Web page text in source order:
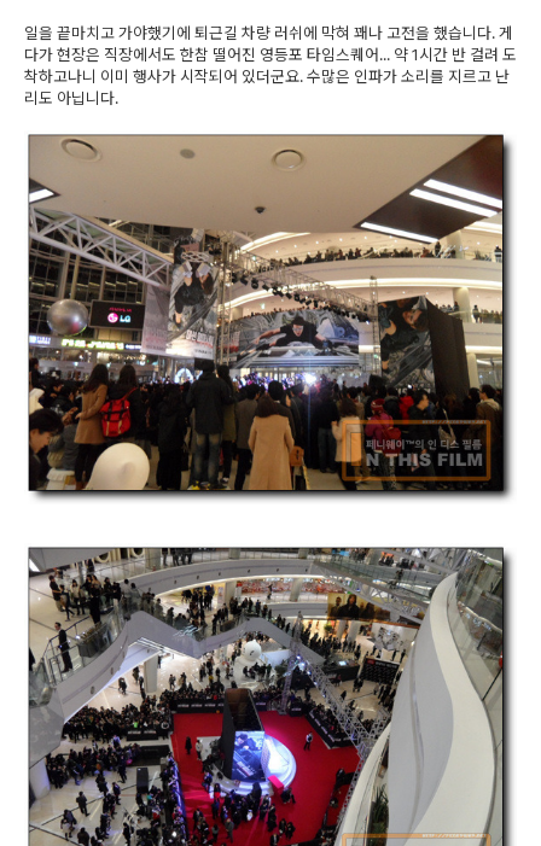
일을 끝마치고 가야했기에 퇴근길 차량 러쉬에 막혀 꽤나 고전을 했습니다. 게
다가 현장은 직장에서도 한참 떨어진 영등포 타임스퀘어... 약 1시간 반 걸려 도
착하고나니 이미 행사가 시작되어 있더군요. 수많은 인파가 소리를 지르고 난
리도 아닙니다.